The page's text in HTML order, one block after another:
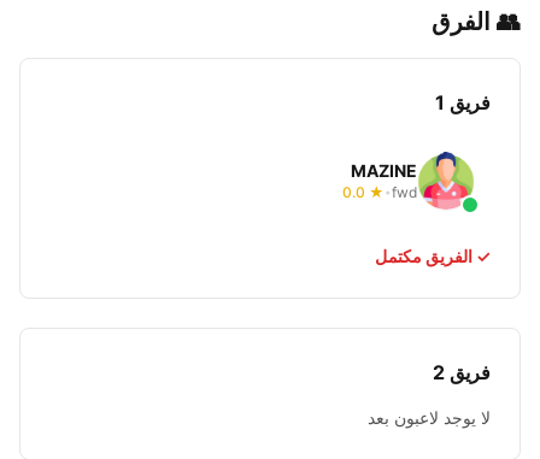
👥 الفرق
فريق 1
MAZINE
fwd
•
★ 0.0
✓ الفريق مكتمل
فريق 2
لا يوجد لاعبون بعد